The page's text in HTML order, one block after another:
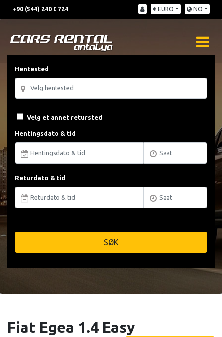
+90 (544) 240 0 724 NO
€ EURO
Hentested
Hentingsdato & tid
Returdato & tid
SØK
Velg et annet retursted
Fiat Egea 1.4 Easy